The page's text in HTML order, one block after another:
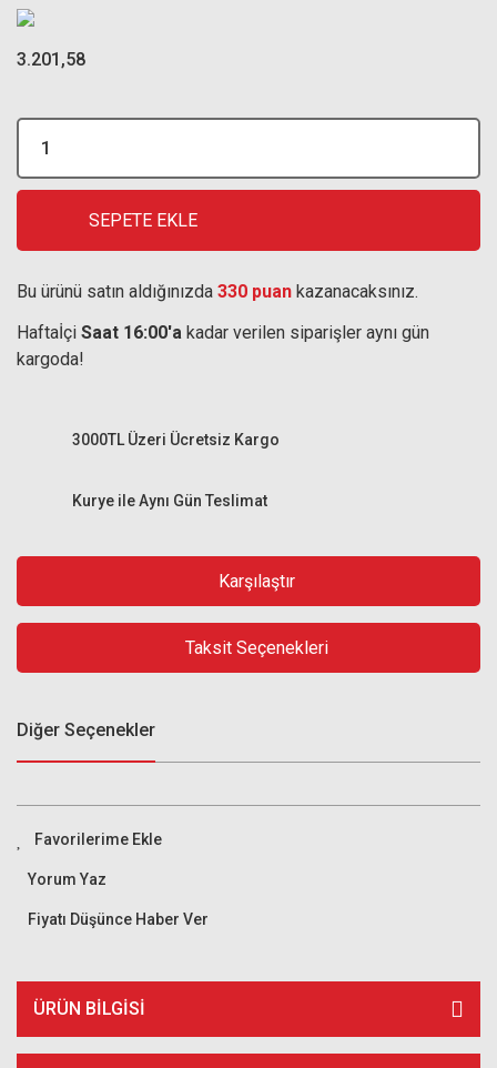
3.201,58
SEPETE EKLE
Bu ürünü satın aldığınızda 330 puan kazanacaksınız.
Haftaİçi Saat 16:00'a kadar verilen siparişler aynı gün
kargoda!
Kurye ile Aynı Gün Teslimat
3000TL Üzeri Ücretsiz Kargo
Karşılaştır
Taksit Seçenekleri
Diğer Seçenekler
Yorum Yaz
Fiyatı Düşünce Haber Ver
ÜRÜN BILGISI